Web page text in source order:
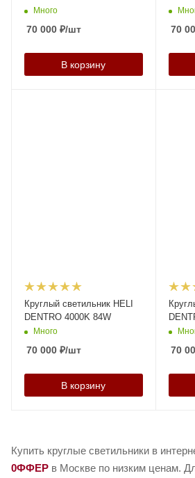
Много
70 000 ₽/шт
В корзину
70
Круглый светильник HELI
DENTRO 4000K 84W
Много
70 000 ₽/шт
В корзину
70
Купить круглые светильники в
0ФФЕР в Москве по низким ценам.